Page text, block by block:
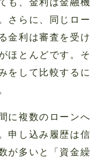
も、金利は金融機
さらに、同じロー
金利は審査を受け
ほとんどです。そ
をして比較するに
に複数のローンへ
申し込み履歴は信
が多いと「資金繰